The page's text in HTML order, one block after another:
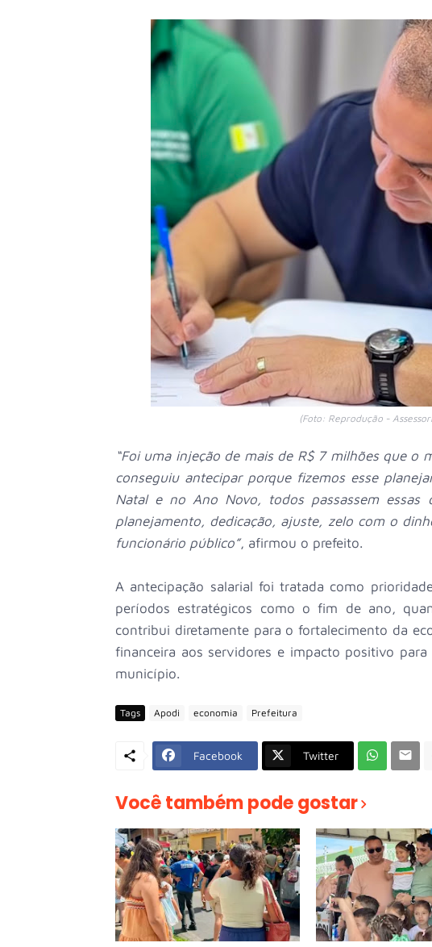
(Foto: Reprodução -
“Foi uma injeção de mais de R$ 7 milhões que o
conseguiu antecipar porque fizemos esse
Natal e no Ano Novo, todos passassem
planejamento, dedicação, ajuste, zelo com o
funcionário público”, afirmou o prefeito.
A antecipação salarial foi tratada como
períodos estratégicos como o fim de ano,
contribui diretamente para o fortalecimento da
financeira aos servidores e impacto positivo
município.
Tags Apodi economia Prefeitura
Facebook Twitter
Você também pode gostar